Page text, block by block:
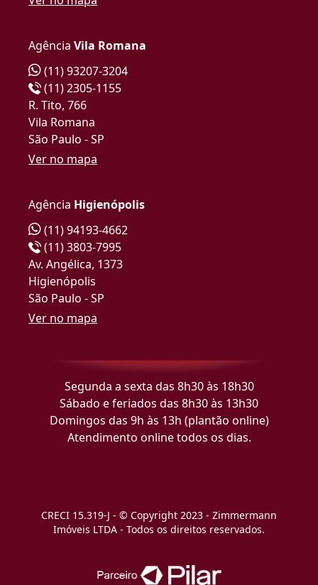
Agência Vila Romana
(11) 93207-3204
(11) 2305-1155
R. Tito, 766
Vila Romana
São Paulo - SP
Ver no mapa
Agência Higienópolis
(11) 94193-4662
(11) 3803-7995
Av. Angélica, 1373
Higienópolis
São Paulo - SP
Ver no mapa
Segunda a sexta das 8h30 às 18h30
Sábado e feriados das 8h30 às 13h30
Domingos das 9h às 13h (plantão online)
Atendimento online todos os dias.
CRECI 15.319-J - © Copyright 2023 - Zimmermann
Imóveis LTDA - Todos os direitos reservados.